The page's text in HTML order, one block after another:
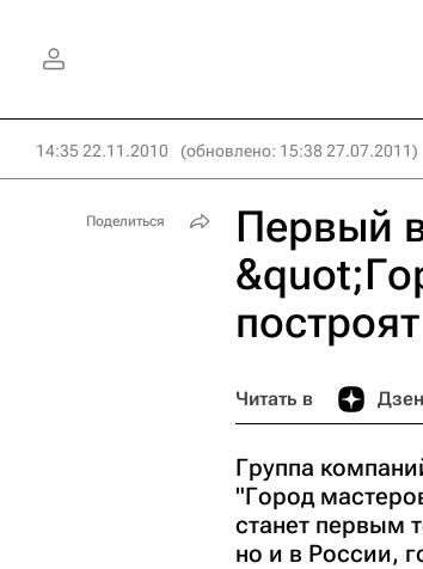
14:35 22.11.2010 (обновлено: 15:38 27.07.2011)
Первый
Читать в Дзен
Группа
"Город
станет первым
но и в России,
Поделиться